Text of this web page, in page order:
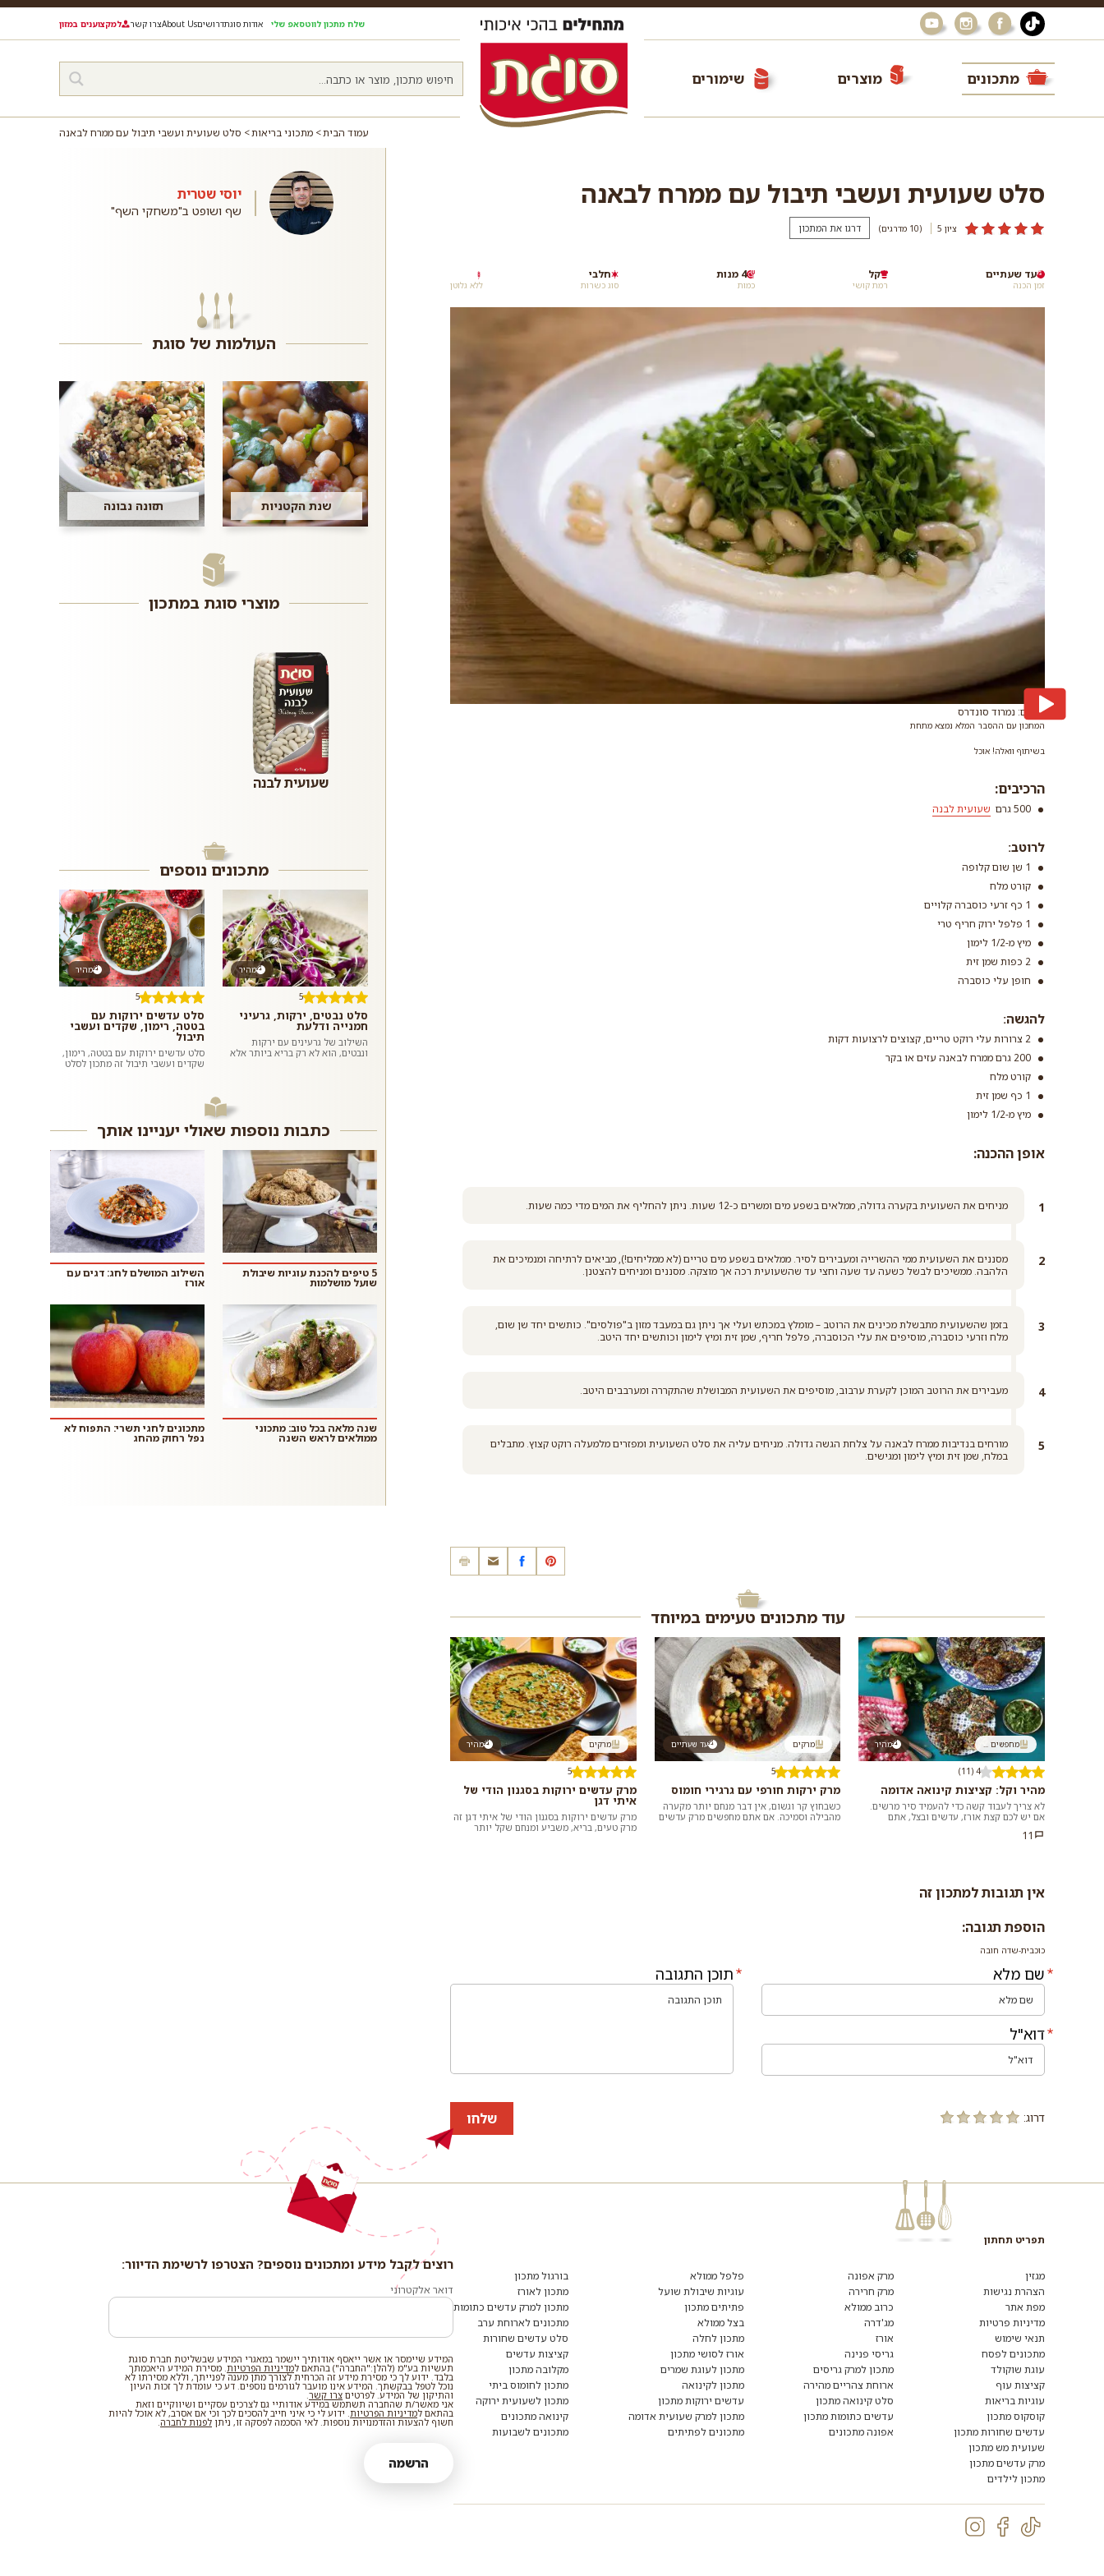
שלח מתכון לווטסאפ שלי אודות סוגתדרושיםAbout Usצרו קשר למקצוענים במזון
מתכונים מוצרים שימורים
עמוד הבית מתכוני בריאות סלט שעועית ועשבי תיבול עם ממרח לבאנה
סלט שעועית ועשבי תיבול עם ממרח לבאנה
ציון 5 (10 מדרגים) דרגו את המתכון
זמן הכנה
עד שעתיים
רמת קושי
קל
כמות
4 מנות
סוג כשרות
חלבי
ללא גלוטן
צילום: נמרוד סונדרס
המתכון עם ההסבר המלא נמצא מתחת
בשיתוף וואלה! אוכל
הרכיבים:
500 גרם שעועית לבנה
לרוטב:
1 שן שום קלופה
קורט מלח
1 כף זרעי כוסברה קלויים
1 פלפל ירוק חריף טרי
מיץ מ-1/2 לימון
2 כפות שמן זית
חופן עלי כוסברה
להגשה:
2 צרורות עלי רוקט טריים, קצוצים לרצועות דקות
200 גרם ממרח לבאנה עזים או בקר
קורט מלח
1 כף שמן זית
מיץ מ-1/2 לימון
אופן ההכנה:
מניחים את השעועית בקערה גדולה, ממלאים בשפע מים ומשרים כ-12 שעות. ניתן להחליף את המים מדי כמה שעות.
מסננים את השעועית ממי ההשרייה ומעבירים לסיר. ממלאים בשפע מים טריים (לא ממליחים!), מביאים לרתיחה ומנמיכים את
הלהבה. ממשיכים לבשל כשעה עד שעה וחצי עד שהשעועית רכה אך מוצקה. מסננים ומניחים להצטנן.
בזמן שהשעועית מתבשלת מכינים את הרוטב – מומלץ במכתש ועלי אך ניתן גם במעבד מזון ב"פולסים". כותשים יחד שן שום,
מלח וזרעי כוסברה, מוסיפים את עלי הכוסברה, פלפל חריף, שמן זית ומיץ לימון וכותשים יחד היטב.
מעבירים את הרוטב המוכן לקערת ערבוב, מוסיפים את השעועית המבושלת שהתקררה ומערבבים היטב.
מורחים בנדיבות ממרח לבאנה על צלחת הגשה גדולה. מניחים עליה את סלט השעועית ומפזרים מלמעלה רוקט קצוץ. מתבלים
במלח, שמן זית ומיץ לימון ומגישים.
עוד מתכונים טעימים במיוחד
מהיר מחפשים ...
4 (11)
מהיר וקל: קציצות קינואה אדומה
לא צריך לעבוד קשה כדי להעמיד סיר מרשים.
אם יש לכם קצת אורז, עדשים ובצל, אתם
דורשת...
11
עד שעתיים מרקים
5
מרק ירקות חורפי עם גרגירי חומוס
כשבחוץ קר וגשום, אין דבר מנחם יותר מקערה
מהבילה וסמיכה. אם אתם מחפשים מרק עדשים
מהיר מרקים
5
מרק עדשים ירוקות בסגנון הודי של
איתי דגן
מרק עדשים ירוקות בסגנון הודי של איתי דגן זה
מרק טעים, בריא, משביע ומנחם שקל יותר
אין תגובות למתכון זה
הוספת תגובה:
כוכבית-שדה חובה
שם מלא
דוא"ל
תוכן התגובה
דרוג: שלחו
יוסי שטרית
שף ושופט ב"משחקי השף"
העולמות של סוגת
שנת הקטניות תזונה נבונה
מוצרי סוגת במתכון
שעועית לבנה
מתכונים נוספים
מהיר
5
סלט נבטים, ירקות, גרעיני
חמנייה ודלעת
השילוב של גרעינים עם ירקות
ונבטים, הוא לא רק בריא ביותר אלא
מהיר
5
סלט עדשים ירוקות עם
בטטה, רימון, שקדים ועשבי
תיבול
סלט עדשים ירוקות עם בטטה, רימון,
שקדים ועשבי תיבול זה מתכון לסלט
כתבות נוספות שאולי יעניינו אותך
5 טיפים להכנת עוגיות שיבולת
שועל מושלמות
השילוב המושלם לחג: דגים עם
אורז
שנה מלאה בכל טוב: מתכוני
ממולאים לראש השנה
מתכונים לחגי תשרי: התפוח לא
נפל רחוק מהחג
תפריט תחתון
מגזין
הצהרת נגישות
מפת אתר
מדיניות פרטיות
תנאי שימוש
מתכונים לפסח
עוגת שוקולד
קציצות עוף
עוגיות בריאות
קוסקוס מתכון
עדשים שחורות מתכון
שעועית מש מתכון
מרק עדשים מתכון
מתכון לילדים
מרק אפונה
מרק חרירה
כרוב ממולא
מג'דרה
אורז
גריסי פנינה
מתכון למרק גריסים
ארוחת צהריים מהירה
סלט קינואה מתכון
עדשים כתומות מתכון
אפונה מתכונים
פלפל ממולא
עוגיות שיבולת שועל
פתיתים מתכון
בצל ממולא
מתכון לחלה
אורז לסושי מתכון
מתכון לעוגת שמרים
מתכון לקינואה
עדשים ירוקות מתכון
מתכון למרק שעועית אדומה
מתכונים לפתיתים
בורגול מתכון
מתכון לאורז
מתכון למרק עדשים כתומות
מתכונים לארוחת ערב
סלט עדשים שחורות
קציצות עדשים
מקלובה מתכון
מתכון לחומוס ביתי
מתכון לשעועית ירוקה
קינואה מתכונים
מתכונים לשבועות
רוצים לקבל מידע ומתכונים נוספים? הצטרפו לרשימת הדיוור:
דואר אלקטרוני
המידע שיימסר או אשר ייאסף אודותיך יישמר במאגרי המידע שבשליטת חברת סוגת
תעשיות בע"מ (להלן:"החברה") בהתאם למדיניות הפרטיות . מסירת המידע היאכמתך
בלבד. ידוע לך כי מסירת מידע זה הכרחית לצורך מתן מענה לפנייתך, וללא מסירתו לא
נוכל לטפל בבקשתך. המידע אינו מועבר לגורמים נוספים. דע כי עומדת לך זכות העיון
והתיקון של המידע. לפרטים צרו קשר
אני מאשר/ת שהחברה תשתמש במידע אודותיי גם לצרכים עסקיים ושיווקיים וזאת
בהתאם למדיניות הפרטיות . ידוע לי כי איני חייב להסכים לכך וכי אם אסרב, לא אוכל להיות
חשוף להצעות והזדמנויות נוספות. לאי הסכמה לפסקה זו, ניתן לפנות לחברה
הרשמה